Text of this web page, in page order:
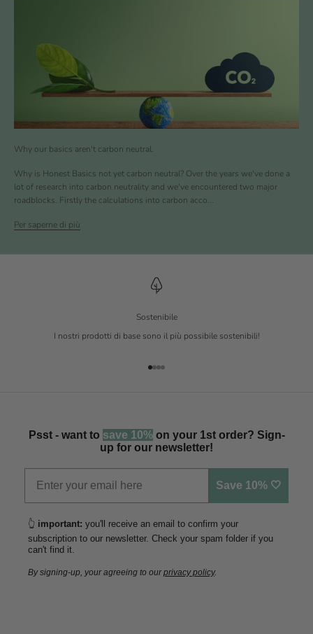
Why our basics aren't carbon neutral.
Why is Honest Basics not yet carbon neutral? Over the years we've done a
lot of research into carbon neutrality and we've encountered two major
roadblocks. Firstly the calculations into carbon acco...
Per saperne di più
Sostenibile
I nostri prodotti di base sono il più possibile sostenibili!
Vai all'articolo 1
Vai all'articolo 2
Vai all'articolo 3
Vai all'articolo 4
Psst - want to save 10%on your 1st order? Sign-
up for our newsletter!
Save 10% 🤍
👆 important: you'll receive an email to confirm your
subscription to our newsletter. Check your spam folder if you
can't find it.
By signing-up, your agreeing to ourprivacy policy.